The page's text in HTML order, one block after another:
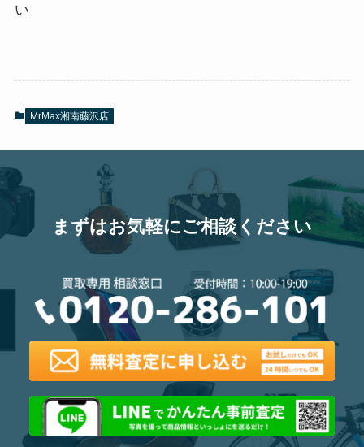
い
MrMax湘南藤沢店
まずはお気軽にご相談ください